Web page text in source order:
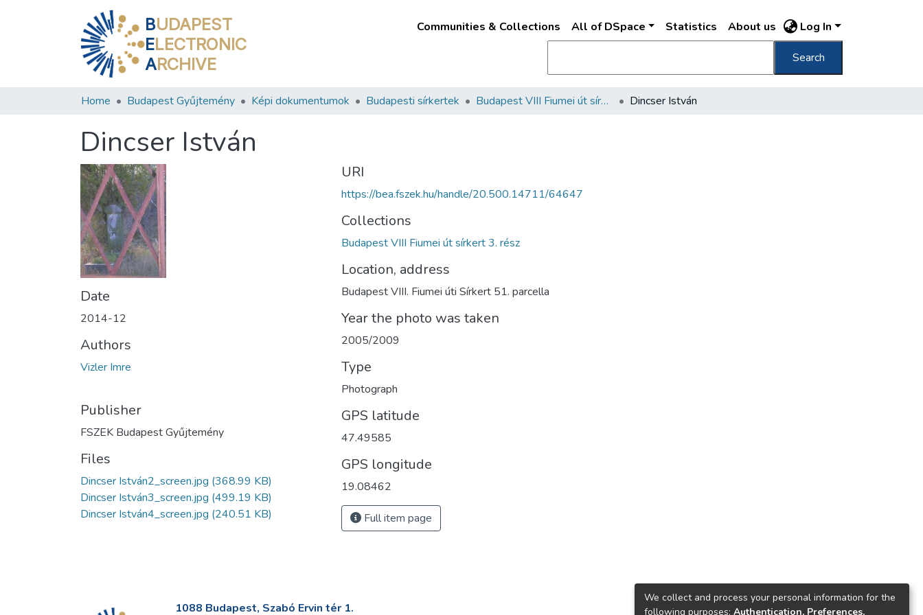
BUDAPEST
ELECTRONIC
ARCHIVE
Communities & Collections All of DSpace Statistics About us Log In
Search
Home Budapest Gyűjtemény Képi dokumentumok Budapesti sírkertek Budapest VIII Fiumei út sírkert 3. rész Dincser István
Dincser István
Date
2014-12
Authors
Vizler Imre
Publisher
FSZEK Budapest Gyűjtemény
Files
Dincser István2_screen.jpg (368.99 KB)
Dincser István3_screen.jpg (499.19 KB)
Dincser István4_screen.jpg (240.51 KB)
URI
https://bea.fszek.hu/handle/20.500.14711/64647
Collections
Budapest VIII Fiumei út sírkert 3. rész
Location, address
Budapest VIII. Fiumei úti Sírkert 51. parcella
Year the photo was taken
2005/2009
Type
Photograph
GPS latitude
47.49585
GPS longitude
19.08462
Full item page
1088 Budapest, Szabó Ervin tér 1.
We collect and process your personal information for the
following purposes: Authentication, Preferences,